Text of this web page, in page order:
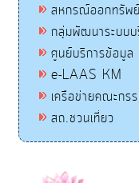
สหกรณ์ออกทรัพ
กลุ่มพัฒนาระบบบ
ศูนย์บริการข้อมู
e-LAAS KM
เครือข่ายคณะกร
สถ.ชวนเที่ยว